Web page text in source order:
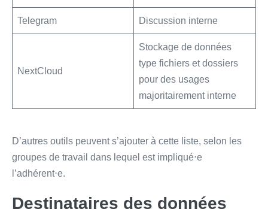
Telegram Discussion interne
NextCloud
Stockage de données
type fichiers et dossiers
pour des usages
majoritairement interne
D’autres outils peuvent s’ajouter à cette liste, selon les
groupes de travail dans lequel est impliqué⋅e
l’adhérent⋅e.
Destinataires des données